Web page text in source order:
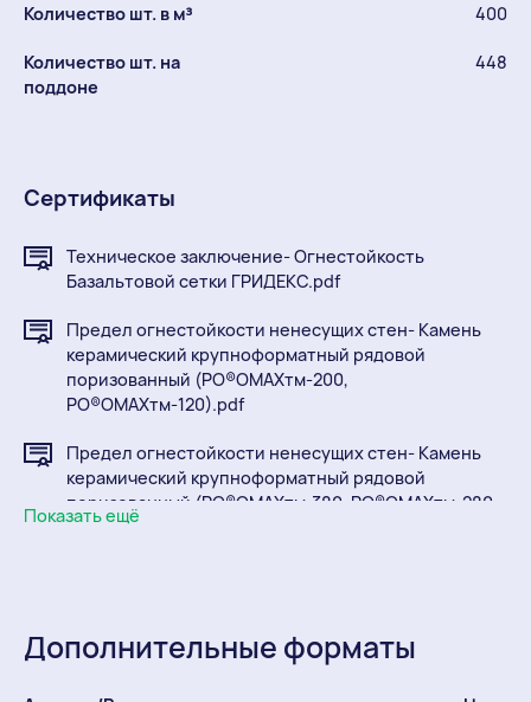
Количество шт. в м³ 400
Количество шт. на
поддоне
448
Сертификаты
Техническое заключение- Огнестойкость
Базальтовой сетки ГРИДЕКС.pdf
Предел огнестойкости ненесущих стен- Камень
керамический крупноформатный рядовой
поризованный (PO®OMAXтм-200,
PO®OMAXтм-120).pdf
Предел огнестойкости ненесущих стен- Камень
керамический крупноформатный рядовой
поризованный (PO®OMAXтм-380, PO®OMAXтм-280,
PO®OMAXтм-250).pdf
SanEpidZakl_glina.pdf
Показать ещё
Дополнительные форматы